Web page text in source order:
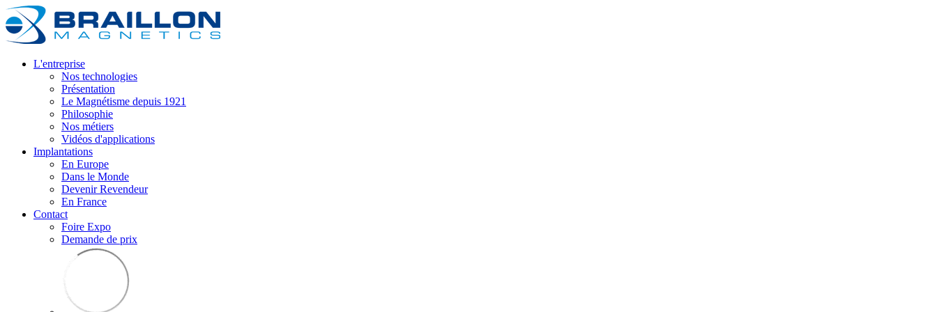
L'entreprise
Nos technologies
Présentation
Le Magnétisme depuis 1921
Philosophie
Nos métiers
Vidéos d'applications
Implantations
En Europe
Dans le Monde
Devenir Revendeur
En France
Contact
Foire Expo
Demande de prix